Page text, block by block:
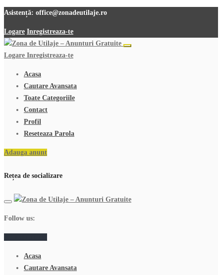
Asistență: office@zonadeutilaje.ro
Logare Inregistreaza-te
Logare Inregistreaza-te
Acasa
Cautare Avansata
Toate Categoriile
Contact
Profil
Reseteaza Parola
Adauga anunt
Rețea de socializare
Follow us:
Acasa
Cautare Avansata